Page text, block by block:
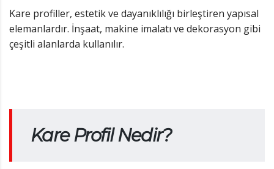
Kare profiller, estetik ve dayanıklılığı birleştiren yapısal
elemanlardır. İnşaat, makine imalatı ve dekorasyon gibi
çeşitli alanlarda kullanılır.
Kare Profil Nedir?